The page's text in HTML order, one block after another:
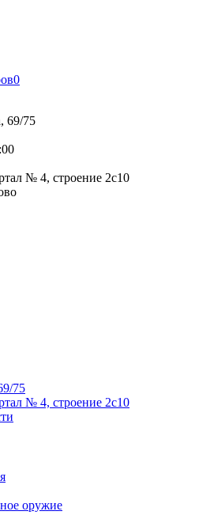
0
69/75
№ 4, строение 2с10
75
№ 4, строение 2с10
оружие